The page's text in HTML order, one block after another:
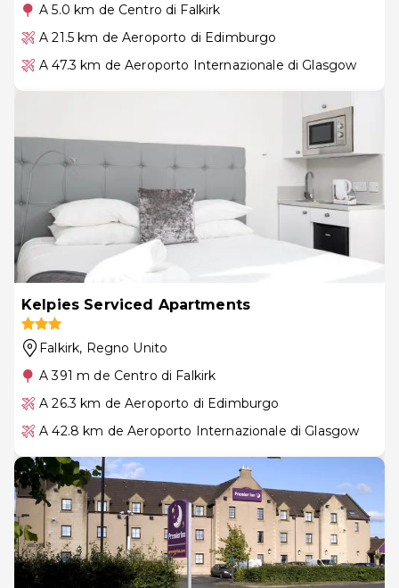
A 5.0 km de Centro di Falkirk
A 21.5 km de Aeroporto di Edimburgo
A 47.3 km de Aeroporto Internazionale di Glasgow
Kelpies Serviced Apartments
Falkirk, Regno Unito
A 391 m de Centro di Falkirk
A 26.3 km de Aeroporto di Edimburgo
A 42.8 km de Aeroporto Internazionale di Glasgow